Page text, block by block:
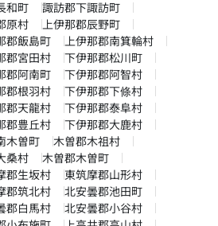
和町
諏訪郡下諏訪町
原村
上伊那郡辰野町
郡飯島町
上伊那郡南箕輪村
郡宮田村
下伊那郡松川町
郡阿南町
下伊那郡阿智村
郡根羽村
下伊那郡下條村
郡天龍村
下伊那郡泰阜村
郡豊丘村
下伊那郡大鹿村
木曽町
木曽郡木祖村
桑村
木曽郡木曽町
郡生坂村
東筑摩郡山形村
郡筑北村
北安曇郡池田町
郡白馬村
北安曇郡小谷村